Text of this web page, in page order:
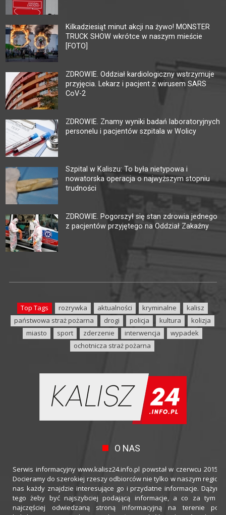
Kilkadziesiąt minut akcji na żywo! MONSTER
TRUCK SHOW wkrótce w naszym mieście
[FOTO]
ZDROWIE. Oddział kardiologiczny wstrzymuje
przyjęcia. Lekarz i pacjent z wirusem SARS
CoV-2
ZDROWIE. Znamy wyniki badań laboratoryjnych
personelu i pacjentów szpitala w Wolicy
Szpital w Kaliszu: To była nietypowa i
nowatorska operacja o najwyższym stopniu
trudności
ZDROWIE. Pogorszył się stan zdrowia jednego
z pacjentów przyjętego na Oddział Zakaźny
Top Tags rozrywka aktualności kryminalne
kalisz
państwowa straż pożarna
drogi policja kultura
kolizja
miasto
sport zderzenie interwencja
wypadek
ochotnicza straż pożarna
O NAS
Serwis informacyjny www.kalisz24.info.pl powstał w czerwcu 2015
Docieramy do szerokiej rzeszy odbiorców nie tylko w naszym
nas każdy znajdzie interesujące go i przydatne informacje.
tego żeby być najszybciej podającą informacje, a co za tym
najczęściej odwiedzaną stroną informacyjną na terenie